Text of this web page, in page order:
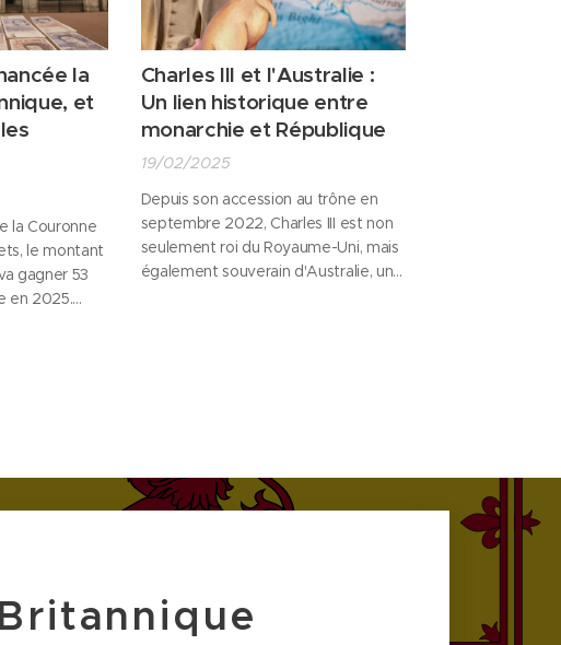
la
et
la Couronne
le montant
gagner 53
en 2025.
Charles III et l'Australie :
Un lien historique entre
monarchie et République
19/02/2025
Depuis son accession au trône en
septembre 2022, Charles III est non
seulement roi du Royaume-Uni, mais
également souverain d'Australie, un